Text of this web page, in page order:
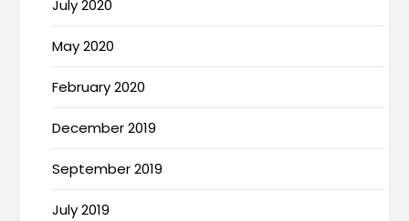
July 2020
May 2020
February 2020
December 2019
September 2019
July 2019